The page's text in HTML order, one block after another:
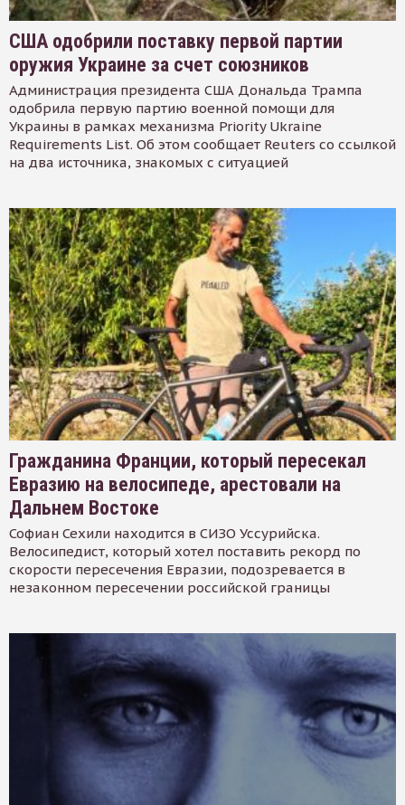
США одобрили поставку первой партии
оружия Украине за счет союзников
Администрация президента США Дональда Трампа
одобрила первую партию военной помощи для
Украины в рамках механизма Priority Ukraine
Requirements List. Об этом сообщает Reuters со ссылкой
на два источника, знакомых с ситуацией
Гражданина Франции, который пересекал
Евразию на велосипеде, арестовали на
Дальнем Востоке
Софиан Сехили находится в СИЗО Уссурийска.
Велосипедист, который хотел поставить рекорд по
скорости пересечения Евразии, подозревается в
незаконном пересечении российской границы